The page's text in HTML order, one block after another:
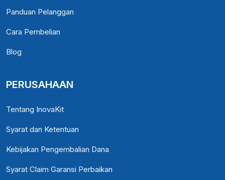
Panduan Pelanggan
Cara Pembelian
Blog
PERUSAHAAN
Tentang InovaKit
Syarat dan Ketentuan
Kebijakan Pengembalian Dana
Syarat Claim Garansi Perbaikan